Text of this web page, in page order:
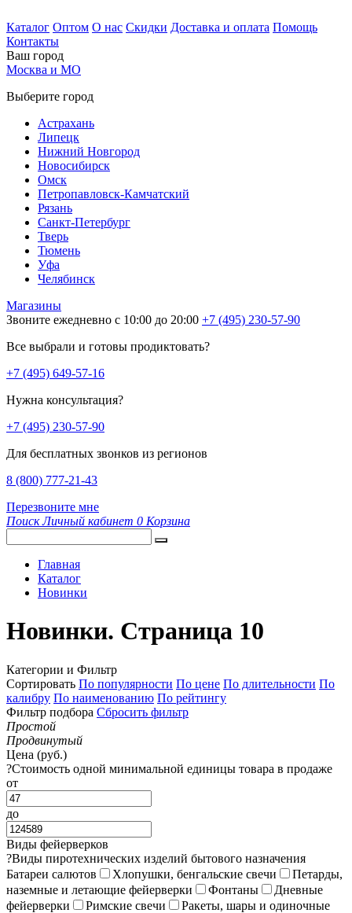
Каталог Оптом О нас Скидки Доставка и оплата Помощь
Контакты
Ваш город
Москва и МО
Выберите город
Астрахань
Липецк
Нижний Новгород
Новосибирск
Омск
Петропавловск-Камчатский
Рязань
Санкт-Петербург
Тверь
Тюмень
Уфа
Челябинск
Магазины
Звоните ежедневно с 10:00 до 20:00 +7 (495) 230-57-90
Все выбрали и готовы продиктовать?
+7 (495) 649-57-16
Нужна консультация?
+7 (495) 230-57-90
Для бесплатных звонков из регионов
8 (800) 777-21-43
Перезвоните мне
Поиск Личный кабинет 0 Корзина
Главная
Каталог
Новинки
Новинки. Страница 10
Категории и Фильтр
Сортировать По популярности По цене По длительности По
калибру По наименованию По рейтингу
Фильтр подбора Сбросить фильтр
Простой
Продвинутый
Цена (руб.)
?Стоимость одной минимальной единицы товара в продаже
от
до
Виды фейерверков
?Виды пиротехнических изделий бытового назначения
Батареи салютов
Хлопушки, бенгальские свечи
Петарды,
наземные и летающие фейерверки
Фонтаны
Дневные
фейерверки
Римские свечи
Ракеты, шары и одиночные